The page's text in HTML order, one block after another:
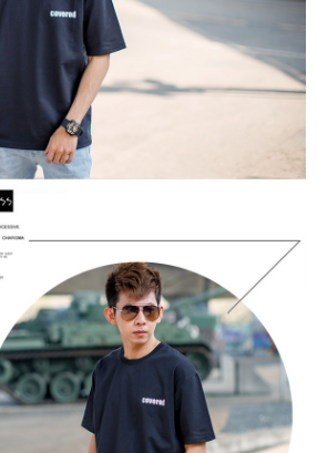
同意取消之訂單仍視為有效，需透過AFTEE先享
先享後付 」之結帳頁面顯示為準，若有關於
消欲退款等相關疑問，請聯繫「AFTEE先享後付
support/home
限公司提供之「AFTEE先享後付」服務完成之交
內提供個人資料，並將交易相關給付款項請求債
司。
請瀏覽以下網址：
得法定代理人或監護人之同意方可使用
經同意申辦者引起之損失，本公司不負相關責
」時，將依據個別帳號之用戶狀況，依本公司即
；若仍有額度不足之情形，本公司將視審查結果
或使用他人資訊註冊。若發現惡意使用之情形，
權停止該用戶之使用額度並採取法律行動。
含以上)免運費
含以上)免運費
含以上)免運費